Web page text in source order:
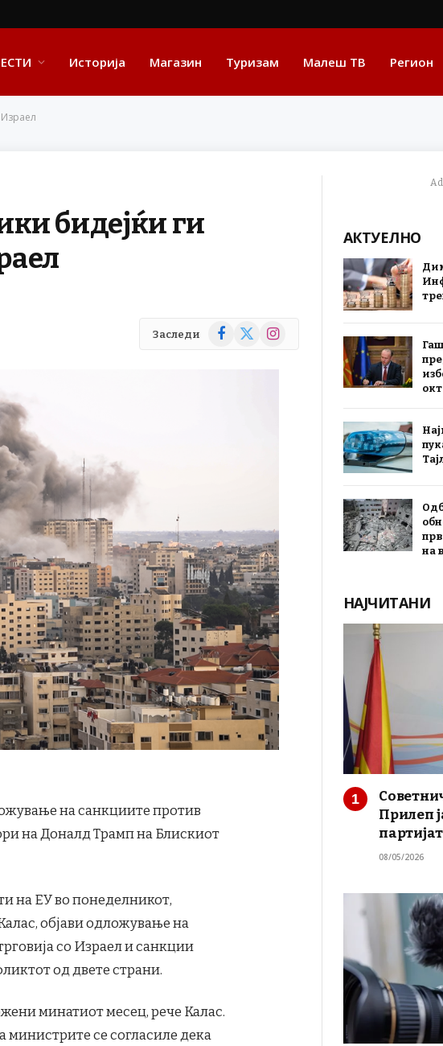
Историја Магазин Туризам Малеш ТВ Регион
бидејќи ги
Заследи Facebook
X
Instagram
на санкциите против
на Доналд Трамп на Блискиот
на ЕУ во понеделникот,
објави одложување на
со Израел и санкции
од двете страни.
минатиот месец, рече Калас.
министрите се согласиле дека
АКТУЕЛНО
на
НАЈЧИТАНИ
Прилеп
08/05/2026